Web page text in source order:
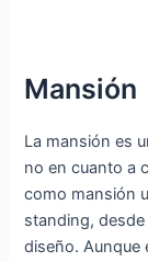
Mansión
La mansión es
no en cuanto a
como mansión
standing,
diseño. Aunque